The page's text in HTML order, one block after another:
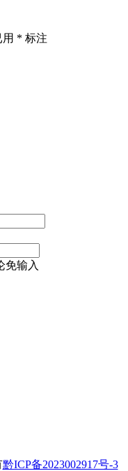
* 标注
免输入
黔ICP备2023002917号-3